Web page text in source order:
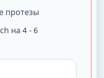
протезы
на 4 - 6